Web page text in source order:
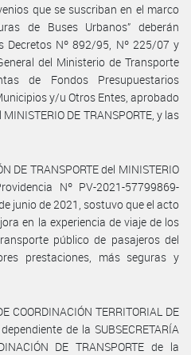
que se suscriban en el marco
de Buses Urbanos” deberán
Decretos Nº 892/95, Nº 225/07 y
del Ministerio de Transporte
de Fondos Presupuestarios
y/u Otros Entes, aprobado
DE TRANSPORTE, y las
DE TRANSPORTE del MINISTERIO
Nº PV-2021-57799869-
junio de 2021, sostuvo que el acto
en la experiencia de viaje de los
público de pasajeros del
prestaciones, más seguras y
COORDINACIÓN TERRITORIAL DE
de la SUBSECRETARÍA
DE TRANSPORTE de la